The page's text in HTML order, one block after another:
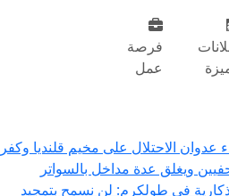
فرصة
عمل
عدوان الاحتلال على مخيم قلنديا وكفر
ويغلق عدة مداخل بالسواتر
في طولكرم: لن نسمح بتمجيد